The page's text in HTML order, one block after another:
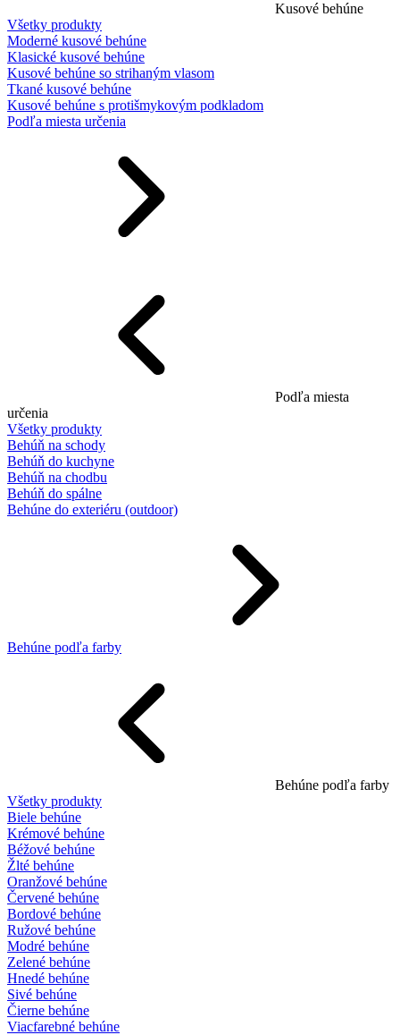
Kusové behúne
Všetky produkty
Moderné kusové behúne
Klasické kusové behúne
Kusové behúne so strihaným vlasom
Tkané kusové behúne
Kusové behúne s protišmykovým podkladom
Podľa miesta určenia
Podľa miesta
určenia
Všetky produkty
Behúň na schody
Behúň do kuchyne
Behúň na chodbu
Behúň do spálne
Behúne do exteriéru (outdoor)
Behúne podľa farby
Behúne podľa farby
Všetky produkty
Biele behúne
Krémové behúne
Béžové behúne
Žlté behúne
Oranžové behúne
Červené behúne
Bordové behúne
Ružové behúne
Modré behúne
Zelené behúne
Hnedé behúne
Sivé behúne
Čierne behúne
Viacfarebné behúne